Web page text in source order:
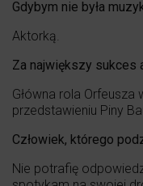
Gdybym nie była
Aktorką.
Za największy sukces
Główna rola Orfeusza
przedstawieniu Piny
Człowiek, którego
Nie potrafię